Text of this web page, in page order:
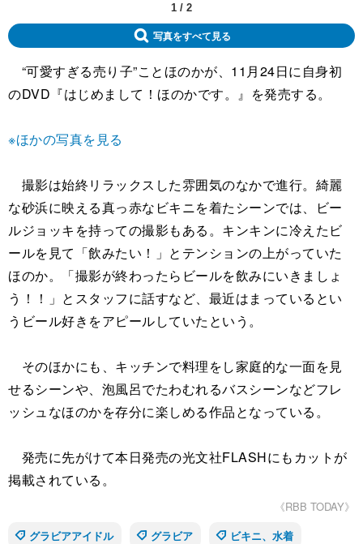
1 / 2
写真をすべて見る
“可愛すぎる売り子”ことほのかが、11月24日に自身初
のDVD『はじめまして！ほのかです。』を発売する。
※ほかの写真を見る
撮影は始終リラックスした雰囲気のなかで進行。綺麗
な砂浜に映える真っ赤なビキニを着たシーンでは、ビー
ルジョッキを持っての撮影もある。キンキンに冷えたビ
ールを見て「飲みたい！」とテンションの上がっていた
ほのか。「撮影が終わったらビールを飲みにいきましょ
う！！」とスタッフに話すなど、最近はまっているとい
うビール好きをアピールしていたという。
そのほかにも、キッチンで料理をし家庭的な一面を見
せるシーンや、泡風呂でたわむれるバスシーンなどフレ
ッシュなほのかを存分に楽しめる作品となっている。
発売に先がけて本日発売の光文社FLASHにもカットが
掲載されている。
《RBB TODAY》
グラビアアイドル
グラビア ビキニ、水着